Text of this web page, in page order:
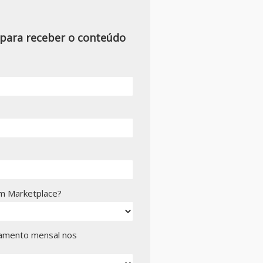
receber o conteúdo
Marketplace?
mensal nos